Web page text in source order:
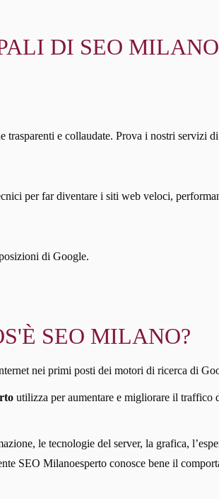
DI SEO
e collaudate. Prova i nostri servizi
per far diventare i siti web veloci,
di Google.
SEO MILANO?
nei primi posti dei motori di ricerca di
utilizza per aumentare e migliorare il traffico
le tecnologie del server, la grafica,
SEO Milanoesperto conosce bene il